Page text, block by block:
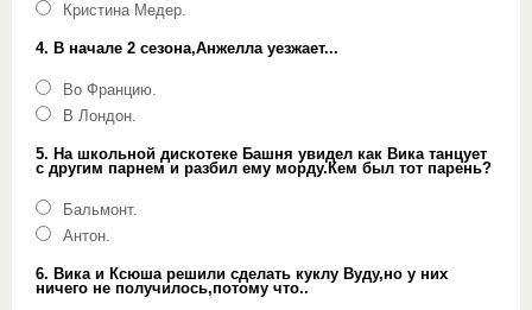
Кристина Медер.
4. В начале 2 сезона,Анжелла уезжает...
Во Францию.
В Лондон.
5. На школьной дискотеке Башня увидел как Вика танцует
с другим парнем и разбил ему морду.Кем был тот парень?
Бальмонт.
Антон.
6. Вика и Ксюша решили сделать куклу Вуду,но у них
ничего не получилось,потому что..